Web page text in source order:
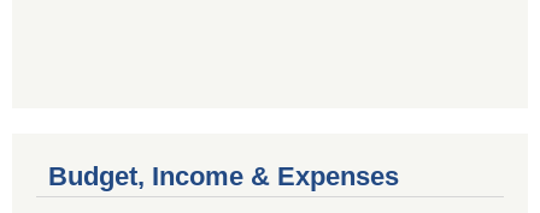
Budget, Income & Expenses